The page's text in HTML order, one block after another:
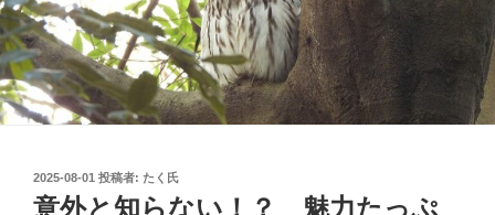
投
稿
2025-08-01 投稿者: たく氏
意外と知らない！？ 魅力たっぷ